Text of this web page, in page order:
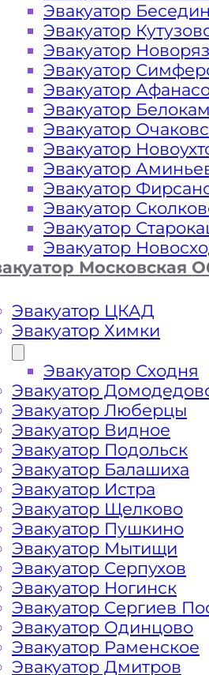
Эвакуатор
Эвакуатор
Эвакуатор
Эвакуатор
Эвакуатор
Эвакуатор
Эвакуатор
Эвакуатор
Эвакуатор
Эвакуатор
Эвакуатор
Эвакуатор
Эвакуатор
Московская
Эвакуатор ЦКАД
Эвакуатор Химки
Эвакуатор Сходня
Эвакуатор
Эвакуатор Люберцы
Эвакуатор Видное
Эвакуатор Подольск
Эвакуатор Балашиха
Эвакуатор Истра
Эвакуатор Щелково
Эвакуатор Пушкино
Эвакуатор Мытищи
Эвакуатор Серпухов
Эвакуатор Ногинск
Эвакуатор Сергиев
Эвакуатор Одинцово
Эвакуатор Раменское
Эвакуатор Дмитров